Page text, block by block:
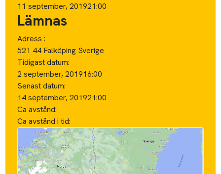
11 september, 201921:00
Lämnas
Adress :
521 44 Falköping Sverige
Tidigast datum:
2 september, 201916:00
Senast datum:
14 september, 201921:00
Ca avstånd:
Ca avstånd i tid: